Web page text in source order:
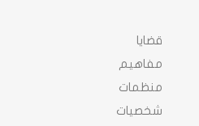
قضايا
مفاهيم
منظمات
شخصيات